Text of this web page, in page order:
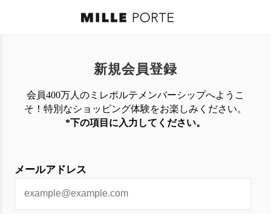
新規会員登録
会員400万人のミレポルテメンバーシップへようこ
そ！特別なショッピング体験を お楽しみください。
*下の項目に入力してください。
メールアドレス